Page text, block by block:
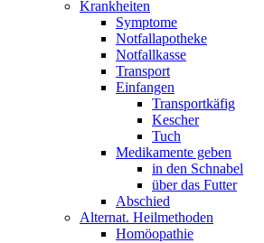
Krankheiten
Symptome
Notfallapotheke
Notfallkasse
Transport
Einfangen
Transportkäfig
Kescher
Tuch
Medikamente geben
in den Schnabel
über das Futter
Abschied
Alternat. Heilmethoden
Homöopathie